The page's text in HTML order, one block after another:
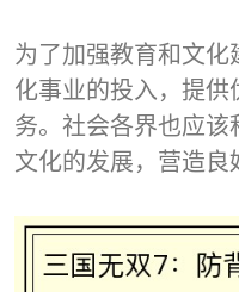
为了加强教育和文
化事业的投入，提
务。社会各界也应
文化的发展，营造良